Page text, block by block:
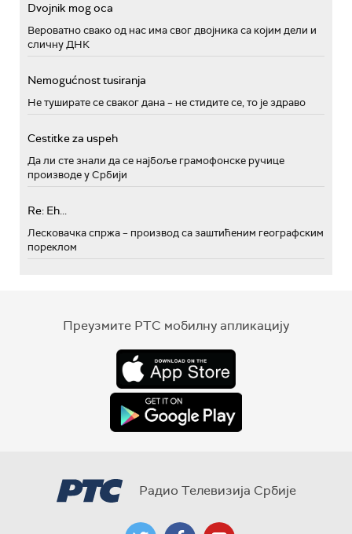
Dvojnik mog oca
Вероватно свако од нас има свог двојника са којим дели и
сличну ДНК
Nemogućnost tusiranja
Не туширате се сваког дана – не стидите се, то је здраво
Cestitke za uspeh
Да ли сте знали да се најбоље грамофонске ручице
производе у Србији
Re: Eh...
Лесковачка спржа – производ са заштићеним географским
пореклом
Преузмите РТС мобилну апликацију
Радио Телевизија Србије